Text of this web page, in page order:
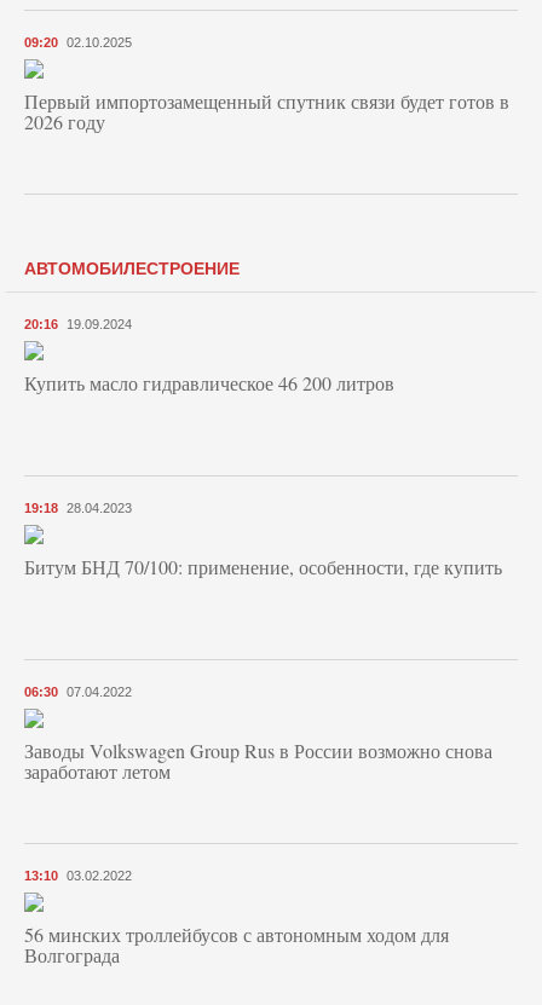
09:20 02.10.2025
Первый импортозамещенный спутник связи будет готов в
2026 году
АВТОМОБИЛЕСТРОЕНИЕ
20:16 19.09.2024
Купить масло гидравлическое 46 200 литров
19:18 28.04.2023
Битум БНД 70/100: применение, особенности, где купить
06:30 07.04.2022
Заводы Volkswagen Group Rus в России возможно снова
заработают летом
13:10 03.02.2022
56 минских троллейбусов с автономным ходом для
Волгограда